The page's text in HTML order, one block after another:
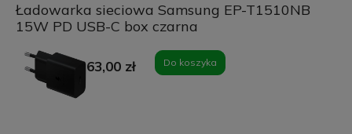
Ładowarka sieciowa Samsung EP-T1510NB
15W PD USB-C box czarna
63,00 zł Do koszyka